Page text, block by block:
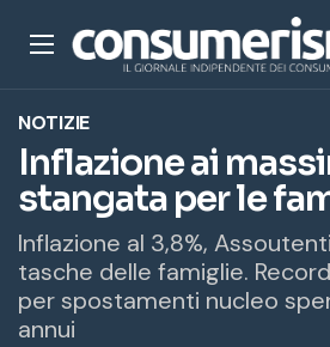
Menu
NOTIZIE
Inflazione ai
stangata per le
Inflazione al 3,8%,
tasche delle famiglie.
per spostamenti nucleo
annui